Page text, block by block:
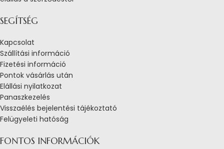
SEGÍTSÉG
Kapcsolat
Szállítási információ
Fizetési információ
Pontok vásárlás után
Elállási nyilatkozat
Panaszkezelés
Visszaélés bejelentési tájékoztató
Felügyeleti hatóság
FONTOS INFORMÁCIÓK